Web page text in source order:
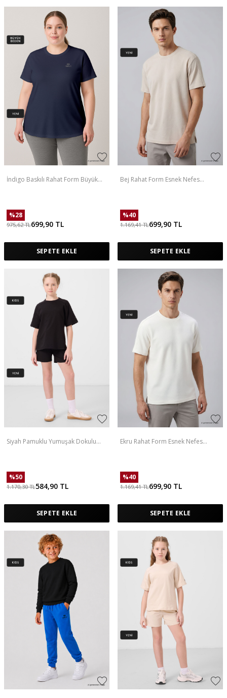
İndigo Baskılı Rahat Form Büyük
%28
975,62TL699,90 TL
SEPETE EKLE
Bej Rahat Form Esnek Nefes
%40
1.169,41TL699,90 TL
SEPETE EKLE
Siyah Pamuklu Yumuşak Dokulu
%50
1.170,30TL584,90 TL
SEPETE EKLE
Ekru Rahat Form Esnek Nefes
%40
1.169,41TL699,90 TL
SEPETE EKLE